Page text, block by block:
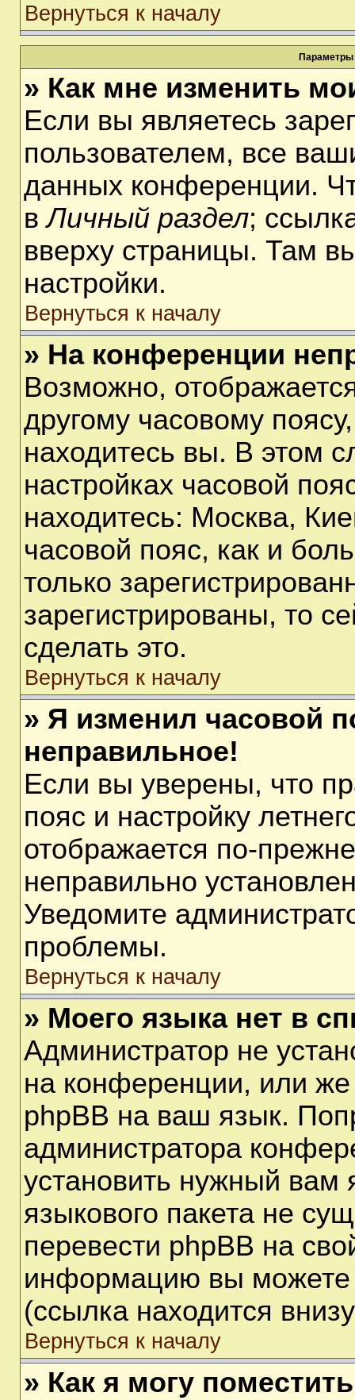
Вернуться к началу
Параметры
» Как мне изменить
Если вы являетесь
пользователем, все
данных конференции.
вЛичный раздел;
вверху страницы. Там
настройки.
Вернуться к началу
» На конференции
Возможно,
другому часовому
находитесь вы. В этом
настройках часовой
находитесь: Москва,
часовой пояс, как и
только
зарегистрированы, то
сделать это.
Вернуться к началу
» Я изменил часовой
неправильное!
Если вы уверены, что
пояс и настройку
отображается по-
неправильно
Уведомите
проблемы.
Вернуться к началу
» Моего языка нет в
Администратор не
на конференции, или же
phpBB на ваш язык.
администратора
установить нужный вам
языкового пакета не
перевести phpBB на
информацию вы можете
(ссылка находится
Вернуться к началу
» Как я могу